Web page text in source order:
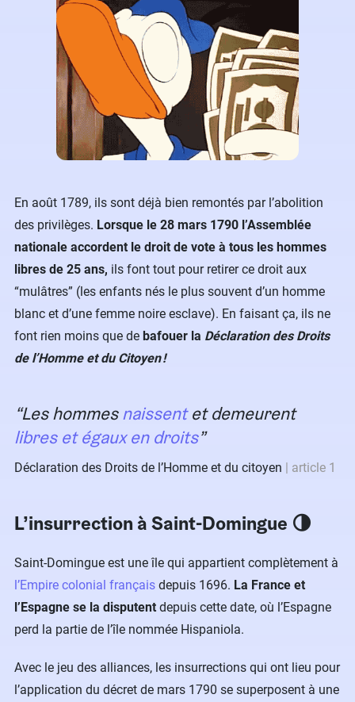
En août 1789, ils sont déjà bien remontés par l’abolition
des privilèges. Lorsque le 28 mars 1790 l’Assemblée
nationale accordent le droit de vote à tous les hommes
libres de 25 ans, ils font tout pour retirer ce droit aux
“mulâtres” (les enfants nés le plus souvent d’un homme
blanc et d’une femme noire esclave). En faisant ça, ils ne
font rien moins que de bafouer la Déclaration des Droits
de l’Homme et du Citoyen !
Les hommesnaissentet demeurent
libres et égaux en droits
Déclaration des Droits de l’Homme et du citoyen article 1
L’insurrection à Saint-Domingue 🌗
Saint-Domingue est une île qui appartient complètement à
l’Empire colonial français depuis 1696. La France et
l’Espagne se la disputent depuis cette date, où l’Espagne
perd la partie de l’île nommée Hispaniola.
Avec le jeu des alliances, les insurrections qui ont lieu pour
l’application du décret de mars 1790 se superposent à une